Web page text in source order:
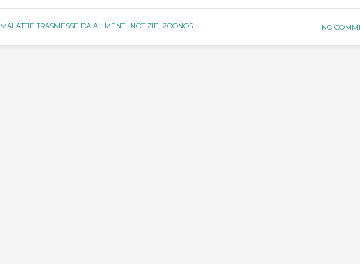
MALATTIE TRASMESSE DA ALIMENTI, NOTIZIE, ZOONOSI NO